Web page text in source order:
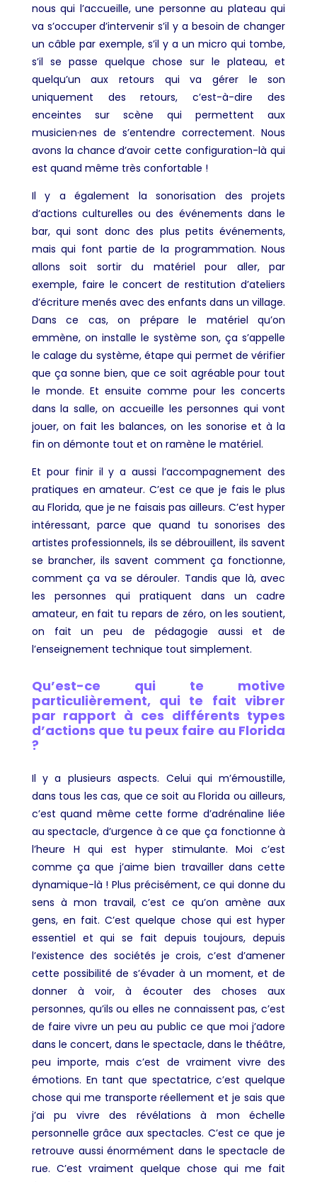
nous qui l’accueille, une personne au plateau qui
va s’occuper d’intervenir s’il y a besoin de changer
un câble par exemple, s’il y a un micro qui tombe,
s’il se passe quelque chose sur le plateau, et
quelqu’un aux retours qui va gérer le son
uniquement des retours, c’est-à-dire des
enceintes sur scène qui permettent aux
musicien·nes de s’entendre correctement. Nous
avons la chance d’avoir cette configuration-là qui
est quand même très confortable !
Il y a également la sonorisation des projets
d’actions culturelles ou des événements dans le
bar, qui sont donc des plus petits événements,
mais qui font partie de la programmation. Nous
allons soit sortir du matériel pour aller, par
exemple, faire le concert de restitution d’ateliers
d’écriture menés avec des enfants dans un village.
Dans ce cas, on prépare le matériel qu’on
emmène, on installe le système son, ça s’appelle
le calage du système, étape qui permet de vérifier
que ça sonne bien, que ce soit agréable pour tout
le monde. Et ensuite comme pour les concerts
dans la salle, on accueille les personnes qui vont
jouer, on fait les balances, on les sonorise et à la
fin on démonte tout et on ramène le matériel.
Et pour finir il y a aussi l’accompagnement des
pratiques en amateur. C’est ce que je fais le plus
au Florida, que je ne faisais pas ailleurs. C’est hyper
intéressant, parce que quand tu sonorises des
artistes professionnels, ils se débrouillent, ils savent
se brancher, ils savent comment ça fonctionne,
comment ça va se dérouler. Tandis que là, avec
les personnes qui pratiquent dans un cadre
amateur, en fait tu repars de zéro, on les soutient,
on fait un peu de pédagogie aussi et de
l’enseignement technique tout simplement.
Qu’est-ce qui te motive
particulièrement, qui te fait vibrer
par rapport à ces différents types
d’actions que tu peux faire au Florida
?
Il y a plusieurs aspects. Celui qui m’émoustille,
dans tous les cas, que ce soit au Florida ou ailleurs,
c’est quand même cette forme d’adrénaline liée
au spectacle, d’urgence à ce que ça fonctionne à
l’heure H qui est hyper stimulante. Moi c’est
comme ça que j’aime bien travailler dans cette
dynamique-là ! Plus précisément, ce qui donne du
sens à mon travail, c’est ce qu’on amène aux
gens, en fait. C’est quelque chose qui est hyper
essentiel et qui se fait depuis toujours, depuis
l’existence des sociétés je crois, c’est d’amener
cette possibilité de s’évader à un moment, et de
donner à voir, à écouter des choses aux
personnes, qu’ils ou elles ne connaissent pas, c’est
de faire vivre un peu au public ce que moi j’adore
dans le concert, dans le spectacle, dans le théâtre,
peu importe, mais c’est de vraiment vivre des
émotions. En tant que spectatrice, c’est quelque
chose qui me transporte réellement et je sais que
j’ai pu vivre des révélations à mon échelle
personnelle grâce aux spectacles. C’est ce que je
retrouve aussi énormément dans le spectacle de
rue. C’est vraiment quelque chose qui me fait